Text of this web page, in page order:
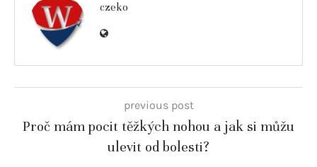
czeko
previous post
Proč mám pocit těžkých nohou a jak si můžu
ulevit od bolesti?